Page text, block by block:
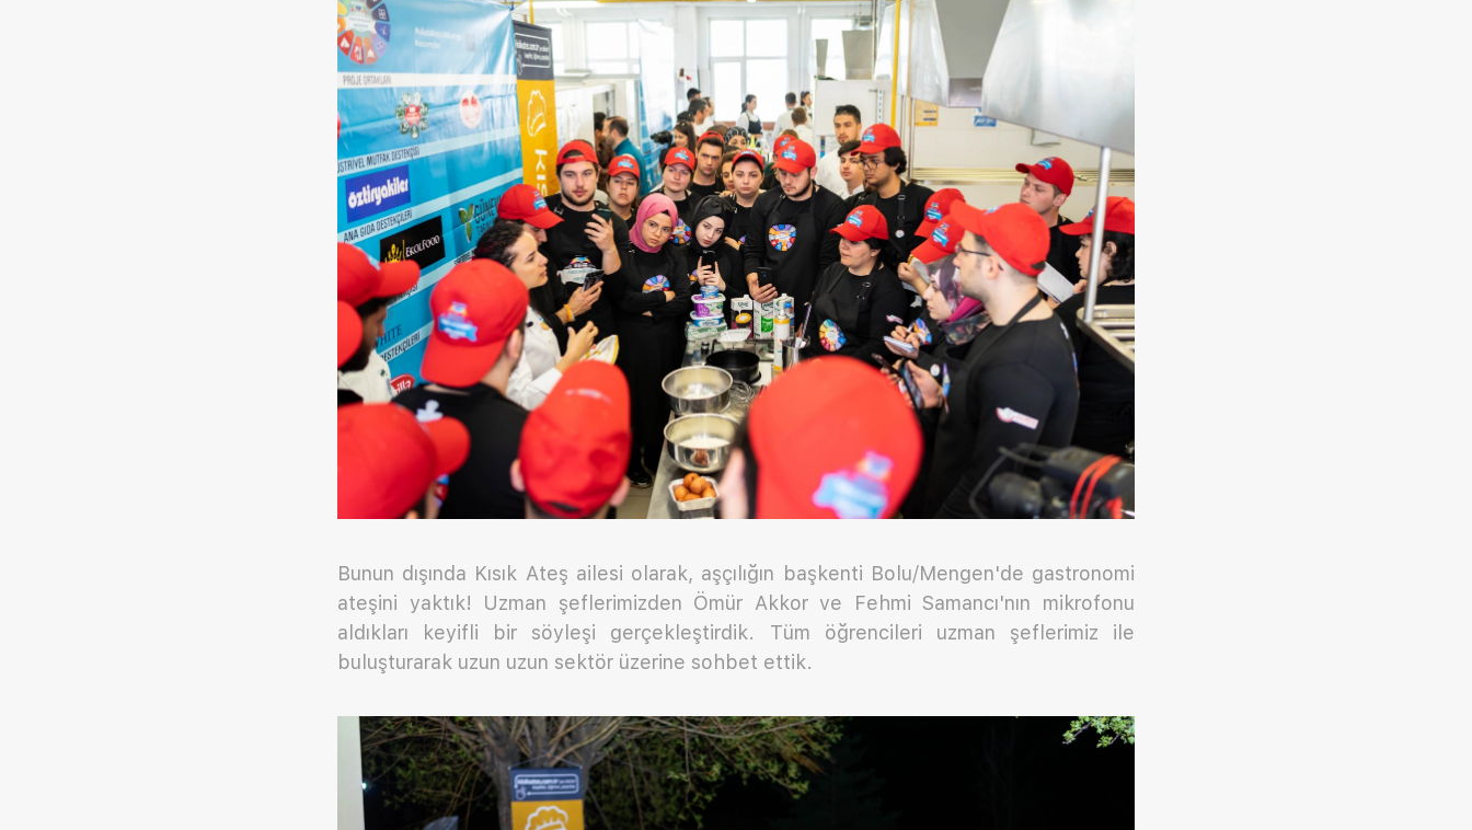
Bunun dışında Kısık Ateş ailesi olarak, aşçılığın başkenti Bolu/Mengen'de gastronomi
ateşini yaktık! Uzman şeflerimizden Ömür Akkor ve Fehmi Samancı'nın mikrofonu
aldıkları keyifli bir söyleşi gerçekleştirdik. Tüm öğrencileri uzman şeflerimiz ile
buluşturarak uzun uzun sektör üzerine sohbet ettik.